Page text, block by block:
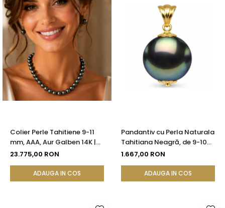
Colier Perle Tahitiene 9-11
mm, AAA, Aur Galben 14K |
KASKADDA®
23.775,00 RON
ADAUGA IN COS
Pandantiv cu Perla Naturala
Tahitiana Neagră, de 9-10
mm si Aur de 14k
1.667,00 RON
ADAUGA IN COS